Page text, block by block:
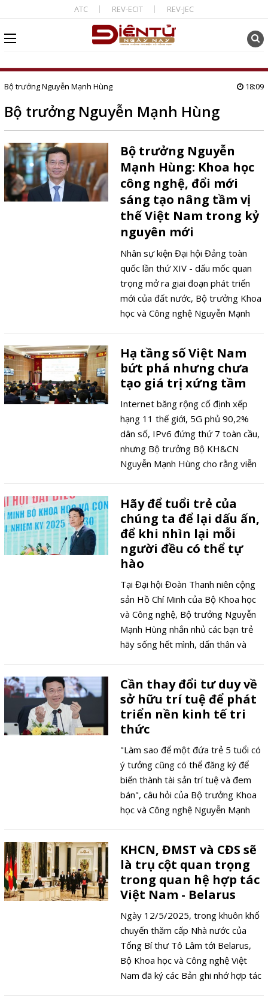
ATC REV-ECIT REV-JEC
Bộ trưởng Nguyễn Mạnh Hùng 18:09
Bộ trưởng Nguyễn Mạnh Hùng
Bộ trưởng Nguyễn
Mạnh Hùng: Khoa học
công nghệ, đổi mới
sáng tạo nâng tầm vị
thế Việt Nam trong kỷ
nguyên mới
Nhân sự kiện Đại hội Đảng toàn
quốc lần thứ XIV - dấu mốc quan
trọng mở ra giai đoạn phát triển
mới của đất nước, Bộ trưởng Khoa
học và Công nghệ Nguyễn Mạnh
chuyển đổi số trong việc trở thành
động lực trung tâm cho phát triển
nhanh và bền vững của Việt Nam.
Hạ tầng số Việt Nam
bứt phá nhưng chưa
tạo giá trị xứng tầm
Internet băng rộng cố định xếp
hạng 11 thế giới, 5G phủ 90,2%
dân số, IPv6 đứng thứ 7 toàn cầu,
nhưng Bộ trưởng Bộ KH&CN
Nguyễn Mạnh Hùng cho rằng viễn
chuyển từ "nâng G" sang cung cấp
năng lực số.
Hãy để tuổi trẻ của
chúng ta để lại dấu ấn,
để khi nhìn lại mỗi
người đều có thể tự
hào
Tại Đại hội Đoàn Thanh niên cộng
sản Hồ Chí Minh của Bộ Khoa học
và Công nghệ, Bộ trưởng Nguyễn
Mạnh Hùng nhắn nhủ các bạn trẻ
hãy sống hết mình, dấn thân và
riêng. Thông điệp này khích lệ thế
hệ trẻ không chỉ tham gia, mà còn
chủ động kiến tạo, để khi nhìn lại,
mỗi người đều có thể tự hào về
những đóng góp cho Bộ, cho
ngành và cho đất nước.
Cần thay đổi tư duy về
sở hữu trí tuệ để phát
triển nền kinh tế tri
thức
"Làm sao để một đứa trẻ 5 tuổi có
ý tưởng cũng có thể đăng ký để
biến thành tài sản trí tuệ và đem
bán", câu hỏi của Bộ trưởng Khoa
học và Công nghệ Nguyễn Mạnh
tầm nhìn mới về vai trò của sở hữu
trí tuệ trong phát triển Việt Nam.
KHCN, ĐMST và CĐS sẽ
là trụ cột quan trọng
trong quan hệ hợp tác
Việt Nam - Belarus
Ngày 12/5/2025, trong khuôn khổ
chuyến thăm cấp Nhà nước của
Tổng Bí thư Tô Lâm tới Belarus,
Bộ Khoa học và Công nghệ Việt
Nam đã ký các Bản ghi nhớ hợp tác